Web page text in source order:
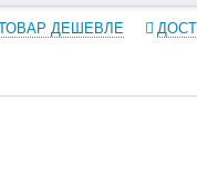
ДЕШЕВЛЕ